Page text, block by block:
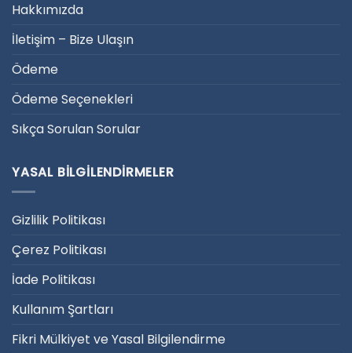
Hakkımızda
İletişim – Bize Ulaşın
Ödeme
Ödeme Seçenekleri
Sıkça Sorulan Sorular
YASAL BILGILENDIRMELER
Gizlilik Politikası
Çerez Politikası
İade Politikası
Kullanım Şartları
Fikri Mülkiyet ve Yasal Bilgilendirme